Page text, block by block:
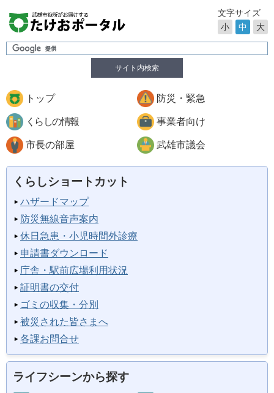
サイト内検索
文字サイズ
小
中 大
トップ 防災・緊急
くらしの情報 事業者向け
市長の部屋 武雄市議会
くらしショートカット
ハザードマップ
防災無線音声案内
休日急患・小児時間外診療
申請書ダウンロード
庁舎・駅前広場利用状況
証明書の交付
ゴミの収集・分別
被災された皆さまへ
各課お問合せ
ライフシーンから探す